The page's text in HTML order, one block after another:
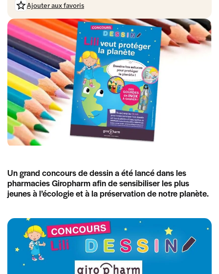
Ajouter aux favoris
Un grand concours de dessin a été lancé dans les
pharmacies Giropharm afin de sensibiliser les plus
jeunes à l’écologie et à la préservation de notre planète.